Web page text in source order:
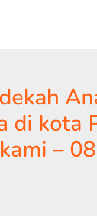
di kota
–